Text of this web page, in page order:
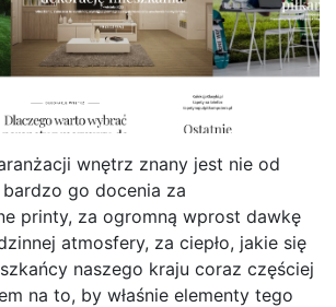
wnętrz znany jest nie od
go docenia za
printy, za ogromną wprost dawkę
atmosfery, za ciepło, jakie się
naszego kraju coraz częściej
na to, by właśnie elementy tego